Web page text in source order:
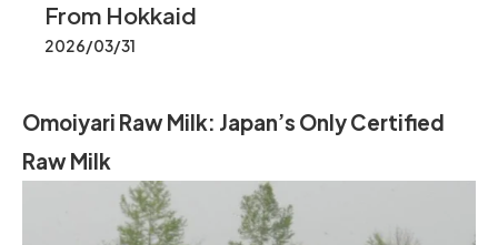
From Hokkaid
2026/03/31
Omoiyari Raw Milk: Japan’s Only Certified
Raw Milk